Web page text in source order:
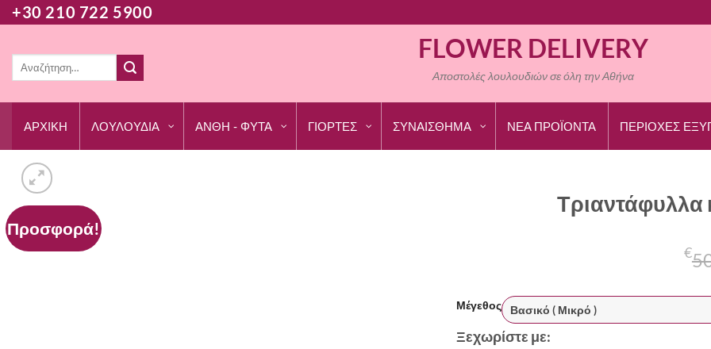
Μετάβαση
στο
+30 210 722 5900
FLOWER DELIVERY
Αποστολές λουλουδιών σε όλη την Αθήνα
Αναζήτηση
ΑΡΧΙΚΗ ΛΟΥΛΟΥΔΙΑ ΑΝΘΗ - ΦΥΤΑ ΓΙΟΡΤΕΣ ΣΥΝΑΙΣΘΗΜΑ ΝΕΑ ΠΡΟΪΟΝΤΑ ΠΕΡΙΟΧΕΣ
Προσφορά!
€
Μέγεθος
Ξεχωρίστε με: